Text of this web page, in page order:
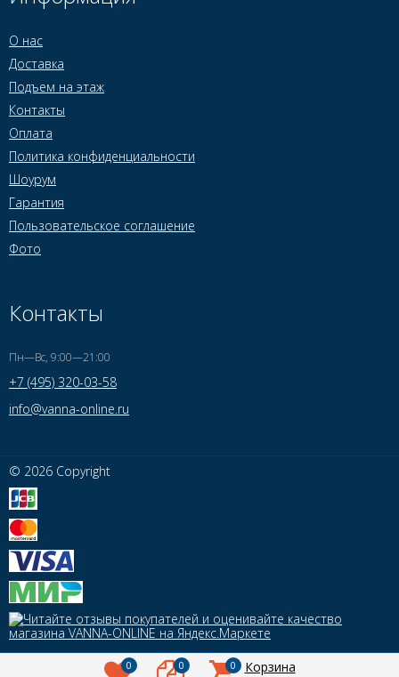
О нас
Доставка
Подъем на этаж
Контакты
Оплата
Политика конфиденциальности
Шоурум
Гарантия
Пользовательское соглашение
Фото
Контакты
Пн—Вс, 9:00—21:00
+7 (495) 320-03-58
info@vanna-online.ru
© 2026 Copyright
0 0 0 Корзина